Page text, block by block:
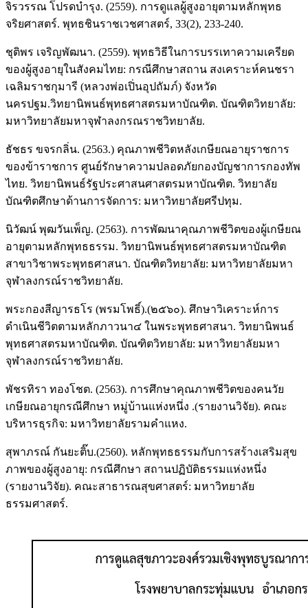
จิรวรรณ โปรดบำรุง. (2559). การดูแลผู้สูงอายุตามหลักพุทธ
จริยศาสตร์. พุทธชินราชเวชศาสตร์, 33(2), 233-240.
ชุติพร เจริญพัฒนา. (2559). พุทธวิธีในการบรรเทาความเครียด
ของผู้สูงอายุในสังคมไทย: กรณีศึกษาสถาน สงเคราะห์คนชรา
เฉลิมราชกุมารี (หลวงพ่อเปิ่นอุปถัมภ์) จังหวัด
นครปฐม.วิทยานิพนธ์พุทธศาสตรมหาบัณฑิต. บัณฑิตวิทยาลัย:
มหาวิทยาลัยมหาจุฬาลงกรณราชวิทยาลัย.
ธัชธร ขจรกลิ่น. (2563.) คุณภาพชีวิตหลังเกษียณอายุราชการ
ของข้าราชการ ศูนย์รักษาความปลอดภัยกองบัญชาการกองทัพ
ไทย. วิทยานิพนธ์รัฐประศาสนศาสตรมหาบัณฑิต. วิทยาลัย
บัณฑิตศึกษาด้านการจัดการ: มหาวิทยาลัยศรีปทุม.
นิวัฒน์ พุฒวันเพ็ญ. (2563). การพัฒนาคุณภาพชีวิตของผู้เกษียณ
อายุตามหลักพุทธธรรม. วิทยานิพนธ์พุทธศาสตรมหาบัณฑิต
สาขาวิชาพระพุทธศาสนา. บัณฑิตวิทยาลัย: มหาวิทยาลัยมหา
จุฬาลงกรณ์ราชวิทยาลัย.
พระกองสีญารธโร (พรมโพธิ์).(๒๕๖๐). ศึกษาวิเคราะห์การ
ดำเนินชีวิตตามหลักภาวนา๔ ในพระพุทธศาสนา. วิทยานิพนธ์
พุทธศาสตรมหาบัณฑิต. บัณฑิตวิทยาลัย: มหาวิทยาลัยมหา
จุฬาลงกรณ์ราชวิทยาลัย.
พัชรทิรา ทองโชต. (2563). การศึกษาคุณภาพชีวิตของคนวัย
เกษียณอายุกรณีศึกษา หมู่บ้านแห่งหนึ่ง .(รายงานวิจัย). คณะ
บริหารธุรกิจ: มหาวิทยาลัยรามคำแหง.
สุพาภรณ์ กันยะติ๊บ.(2560). หลักพุทธธรรมกับการสร้างเสริมสุข
ภาพของผู้สูงอายุ: กรณีศึกษา สถานปฏิบัติธรรมแห่งหนึ่ง
(รายงานวิจัย). คณะสาธารณสุขศาสตร์: มหาวิทยาลัย
ธรรมศาสตร์.